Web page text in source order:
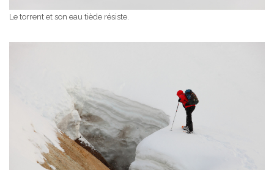
Le torrent et son eau tiède résiste.